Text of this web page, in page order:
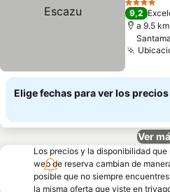
Ver
4 Estrellas
9,2
a 9.5
Elige fechas para ver los
Ver
Los precios y la disponibilidad
web de reserva cambian de
posible que no siempre
la misma oferta que viste en